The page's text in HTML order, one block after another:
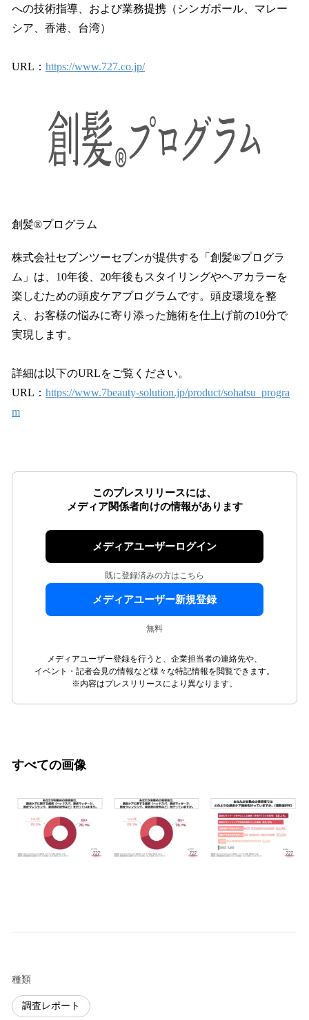
への技術指導、および業務提携（シンガポール、マレー
シア、香港、台湾）
URL： https://www.727.co.jp/
創髪®プログラム
株式会社セブンツーセブンが提供する「創髪®プログラ
ム」は、10年後、20年後もスタイリングやヘアカラーを
楽しむための頭皮ケアプログラムです。頭皮環境を整
え、お客様の悩みに寄り添った施術を仕上げ前の10分で
実現します。
詳細は以下のURLをご覧ください。
URL： https://www.7beauty-solution.jp/product/sohatsu_progra
m
このプレスリリースには、
メディア関係者向けの情報があります
メディアユーザーログイン
既に登録済みの方はこちら
メディアユーザー新規登録
無料
メディアユーザー登録を行うと、企業担当者の連絡先や、
イベント・記者会見の情報など様々な特記情報を閲覧できます。
※内容はプレスリリースにより異なります。
すべての画像
種類
調査レポート